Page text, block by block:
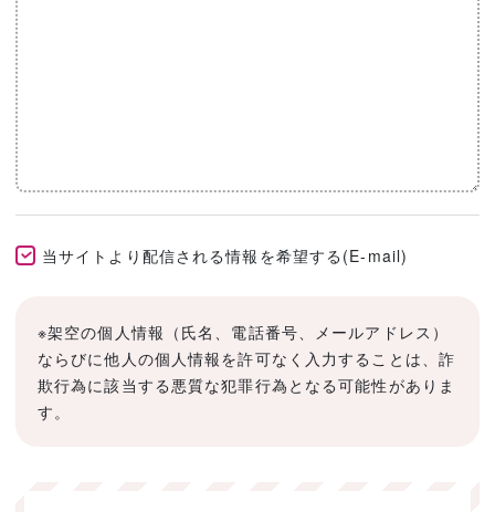
当サイトより配信される情報を希望する(E-mail)
※架空の個人情報（氏名、電話番号、メールアドレス）
ならびに他人の個人情報を許可なく入力することは、詐
欺行為に該当する悪質な犯罪行為となる可能性がありま
す。